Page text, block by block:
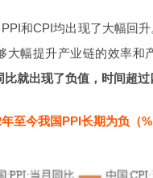
和CPI均出现了大幅回
大幅提升产业链的效率和
就出现了负值，时间超过
至今我国PPI长期为负（